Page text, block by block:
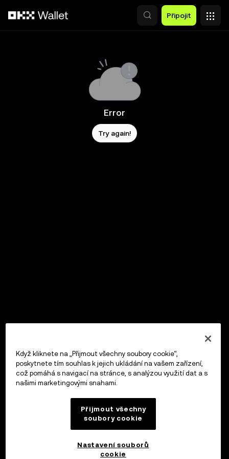
Připojit
Error
Try again!
Když kliknete na „Přijmout všechny soubory cookie“,
poskytnete tím souhlas k jejich ukládání na vašem zařízení,
což pomáhá s navigací na stránce, s analýzou využití dat a s
našimi marketingovými snahami.
Přijmout všechny
soubory cookie
Nastavení souborů
cookie